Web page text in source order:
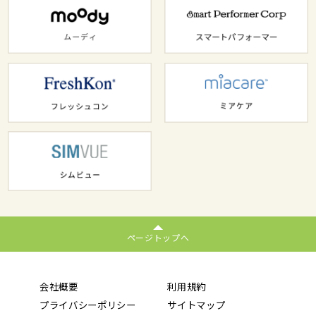
ページトップへ
会社概要
利用規約
プライバシーポリシー
サイトマップ